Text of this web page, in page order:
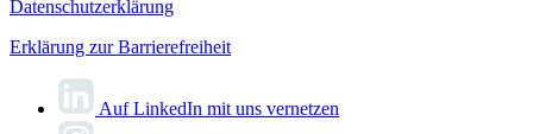
Datenschutzerklärung
Erklärung zur Barrierefreiheit
Auf LinkedIn mit uns vernetzen